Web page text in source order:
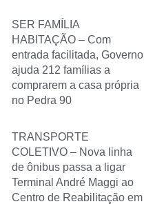
SER FAMÍLIA
HABITAÇÃO – Com
entrada facilitada, Governo
ajuda 212 famílias a
comprarem a casa própria
no Pedra 90
TRANSPORTE
COLETIVO – Nova linha
de ônibus passa a ligar
Terminal André Maggi ao
Centro de Reabilitação em